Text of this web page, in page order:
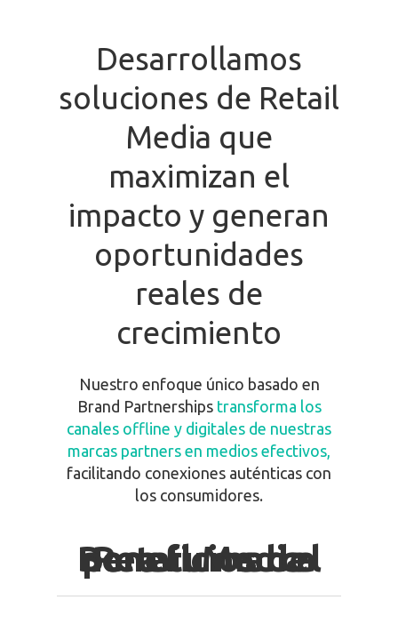
Desarrollamos
soluciones de Retail
Media que
maximizan el
impacto y generan
oportunidades
reales de
crecimiento
Nuestro enfoque único basado en
Brand Partnershipstransforma los
canales offline y digitales de nuestras
marcas partners en medios efectivos,
facilitando conexiones auténticas con
los consumidores.
Beneficios del Retail Media para tu marca